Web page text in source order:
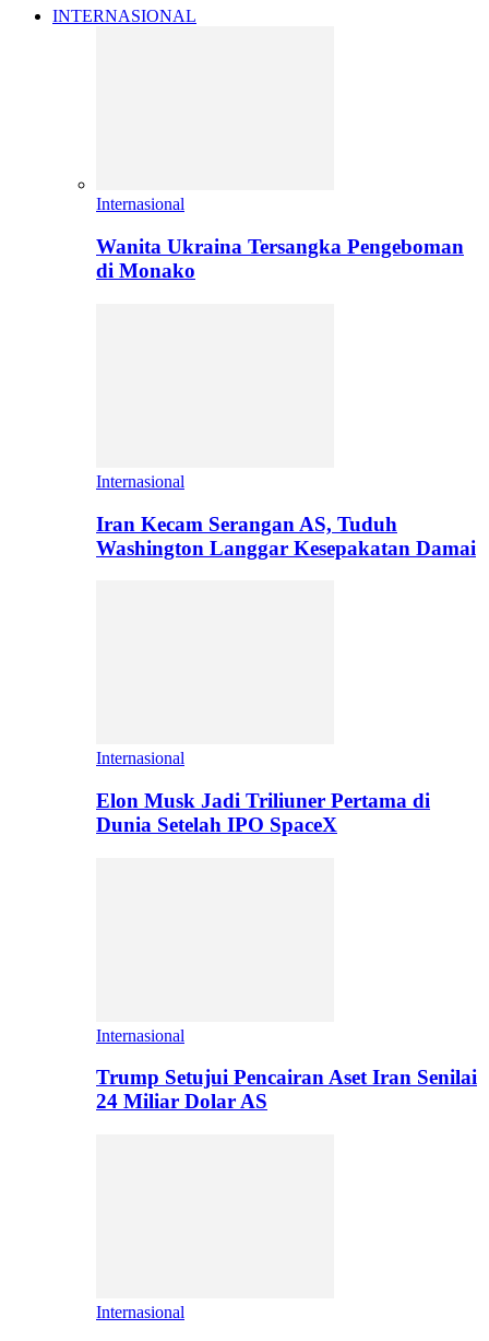
INTERNASIONAL
Internasional
Wanita Ukraina Tersangka Pengeboman
di Monako
Internasional
Iran Kecam Serangan AS, Tuduh
Washington Langgar Kesepakatan Damai
Internasional
Elon Musk Jadi Triliuner Pertama di
Dunia Setelah IPO SpaceX
Internasional
Trump Setujui Pencairan Aset Iran Senilai
24 Miliar Dolar AS
Internasional